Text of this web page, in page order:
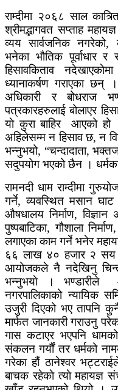
राम्दीमा २०६८ साल
श्रीमद्भागवत सप्ताह
व्यय सार्वजनिक नगरेको,
भनेका भौतिक पूर्वाधार
हिसावकिताव
ध्यानाकर्षण गराएका छन्
अधिकारी र बोधराज
पत्रकारहरुलाई बोलाएर
याे कुरा बाहिर आएको हो
अहिलेसम्म न हिसाव छ, न
भन्नुभयो, “चन्दादाता,
सदुपयोग भएको छैन ।
रामनदी धाम राम्दीमा
गर्ने, व्यवस्थित मसान घाट
औषधालय निर्माण,
पुष्पबाटिका, गौशाला
लगाएका काम गर्ने भनेर
६६ लाख ४० हजार २ सय
आयोजकले नै नदेखिनु
भन्नुभयाे । भण्डारीले
नगरपालिकाको न्यायिक
उजुरी दिएको भए तापनि
मार्फत जानकारी गराउनु
गास कटाएर भएपनि
संकलन गर्यौं तर धर्मको
गरेका हौं ठानेश्वर
बाचक रहेकाे त्याे महायज्ञ